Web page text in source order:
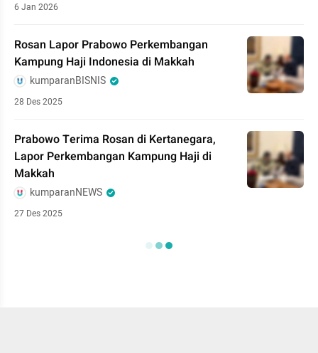
6 Jan 2026
Rosan Lapor Prabowo Perkembangan
Kampung Haji Indonesia di Makkah
kumparanBISNIS
28 Des 2025
Prabowo Terima Rosan di Kertanegara,
Lapor Perkembangan Kampung Haji di
Makkah
kumparanNEWS
27 Des 2025